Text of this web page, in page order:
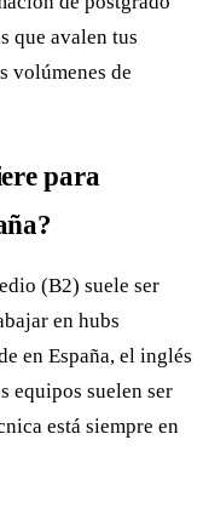
que avalen tus
volúmenes de
para
(B2) suele ser
en hubs
en España, el inglés
equipos suelen ser
está siempre en